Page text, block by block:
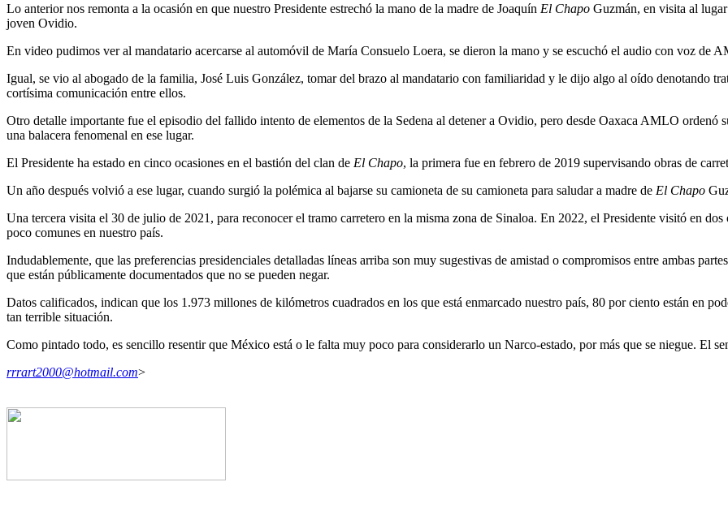
Lo anterior nos remonta a la ocasión en que nuestro Presidente estrechó la mano de la madre de Joaquín El Chapo Guzmán, en visita al
joven Ovidio.
En video pudimos ver al mandatario acercarse al automóvil de María Consuelo Loera, se dieron la mano y se escuchó el audio con voz de
Igual, se vio al abogado de la familia, José Luis González, tomar del brazo al mandatario con familiaridad y le dijo algo al oído denotando
cortísima comunicación entre ellos.
Otro detalle importante fue el episodio del fallido intento de elementos de la Sedena al detener a Ovidio, pero desde Oaxaca AMLO ordenó
una balacera fenomenal en ese lugar.
El Presidente ha estado en cinco ocasiones en el bastión del clan de El Chapo, la primera fue en febrero de 2019 supervisando obras de
Un año después volvió a ese lugar, cuando surgió la polémica al bajarse su camioneta de su camioneta para saludar a madre de El Chapo
Una tercera visita el 30 de julio de 2021, para reconocer el tramo carretero en la misma zona de Sinaloa. En 2022, el Presidente visitó en
poco comunes en nuestro país.
Indudablemente, que las preferencias presidenciales detalladas líneas arriba son muy sugestivas de amistad o compromisos entre ambas
que están públicamente documentados que no se pueden negar.
Datos calificados, indican que los 1.973 millones de kilómetros cuadrados en los que está enmarcado nuestro país, 80 por ciento están en
tan terrible situación.
Como pintado todo, es sencillo resentir que México está o le falta muy poco para considerarlo un Narco-estado, por más que se niegue. El
rrrart2000@hotmail.com>